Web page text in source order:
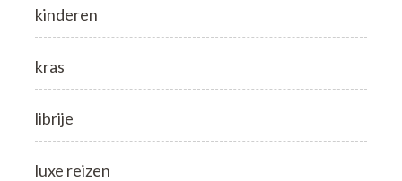
kinderen
kras
librije
luxe reizen